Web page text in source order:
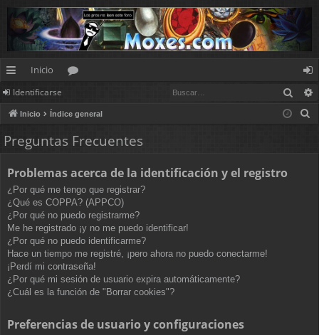
nl
ac
es
pi
d
os
Inicio
os
de
nt
Identificarse
Inicio Índice general
Preguntas Frecuentes
Problemas acerca de la identificación y el registro
¿Por qué me tengo que registrar?
¿Qué es COPPA? (APPCO)
¿Por qué no puedo registrarme?
Me he registrado ¡y no me puedo identificar!
¿Por qué no puedo identificarme?
Hace un tiempo me registré, ¡pero ahora no puedo conectarme!
¡Perdí mi contraseña!
¿Por qué mi sesión de usuario expira automáticamente?
¿Cuál es la función de "Borrar cookies"?
Preferencias de usuario y configuraciones